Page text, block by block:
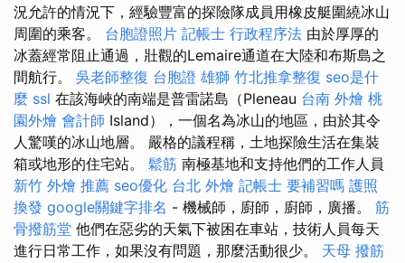
況允許的情況下，經驗豐富的探險隊成員用橡皮艇圍繞冰山
周圍的乘客。 台胞證照片 記帳士 行政程序法 由於厚厚的
冰蓋經常阻止通過，壯觀的Lemaire通道在大陸和布斯島之
間航行。 吳老師整復 台胞證 雄獅 竹北推拿整復 seo是什
麼 ssl 在該海峽的南端是普雷諾島（Pleneau 台南 外燴 桃
園外燴 會計師 Island），一個名為冰山的地區，由於其令
人驚嘆的冰山地層。 嚴格的議程稱，土地探險生活在集裝
箱或地形的住宅站。 鬆筋 南極基地和支持他們的工作人員
新竹 外燴 推薦 seo優化 台北 外燴 記帳士 要補習嗎 護照
換發 google關鍵字排名 - 機械師，廚師，廚師，廣播。 筋
骨撥筋堂 他們在惡劣的天氣下被困在車站，技術人員每天
進行日常工作，如果沒有問題，那麼活動很少。 天母 撥筋